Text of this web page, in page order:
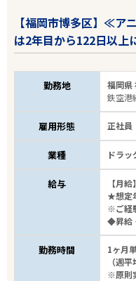
雇用形態
20代、30代歓迎
フリーワード
【福岡市博多区】≪ア
は2年目から122日以上
勤務地 福岡県
鉄空港
雇用形態 正社員
業種 ドラッ
給与
【月
★想定
※ご経
◆昇給
勤務時間
1ヶ月
（週
※原則